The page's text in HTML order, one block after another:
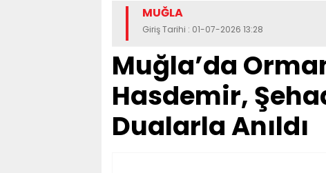
MUĞLA
Giriş Tarihi : 01-07-2026 13:28
Muğla’da
Hasdemir,
Dualarla Anıldı